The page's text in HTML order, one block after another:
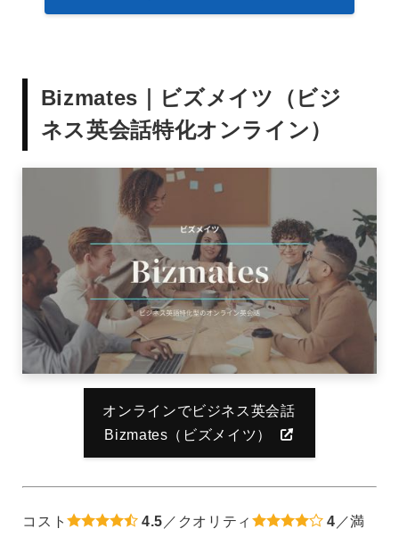
Bizmates｜ビズメイツ（ビジ
ネス英会話特化オンライン）
オンラインでビジネス英会話
Bizmates（ビズメイツ）
コスト 4.5 ／クオリティ 4 ／満